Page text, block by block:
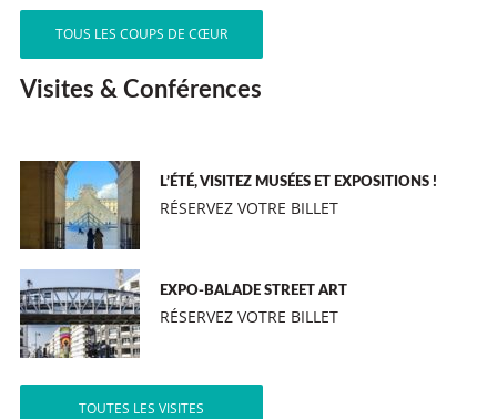
TOUS LES COUPS DE CŒUR
Visites & Conférences
L’ÉTÉ, VISITEZ MUSÉES ET EXPOSITIONS !
RÉSERVEZ VOTRE BILLET
EXPO-BALADE STREET ART
RÉSERVEZ VOTRE BILLET
TOUTES LES VISITES